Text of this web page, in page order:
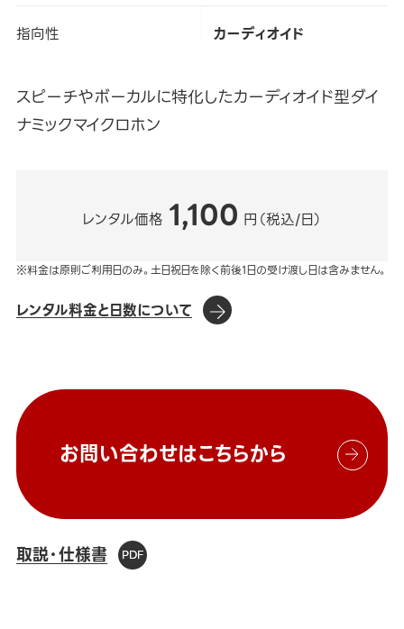
指向性 カーディオイド
スピーチやボーカルに特化したカーディオイド型ダイ
ナミックマイクロホン
レンタル価格 1,100 円（税込/日）
※料金は原則ご利用日のみ。土日祝日を除く前後1日の受け渡し日は含みません。
レンタル料金と日数について
お問い合わせはこちらから
取説・仕様書